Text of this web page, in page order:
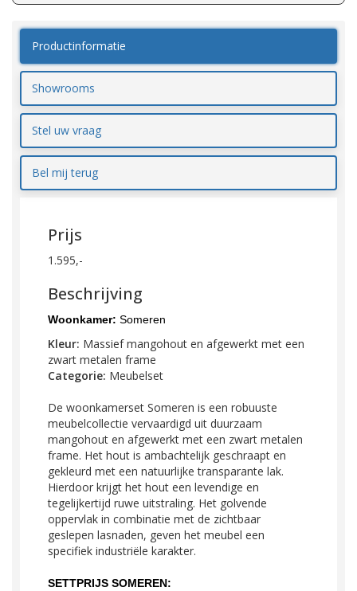
Productinformatie
Showrooms
Stel uw vraag
Bel mij terug
Prijs
1.595,-
Beschrijving
Woonkamer: Someren
Kleur: Massief mangohout en afgewerkt met een
zwart metalen frame
Categorie: Meubelset
De woonkamerset Someren is een robuuste
meubelcollectie vervaardigd uit duurzaam
mangohout en afgewerkt met een zwart metalen
frame. Het hout is ambachtelijk geschraapt en
gekleurd met een natuurlijke transparante lak.
Hierdoor krijgt het hout een levendige en
tegelijkertijd ruwe uitstraling. Het golvende
oppervlak in combinatie met de zichtbaar
geslepen lasnaden, geven het meubel een
specifiek industriële karakter.
SETTPRIJS SOMEREN: